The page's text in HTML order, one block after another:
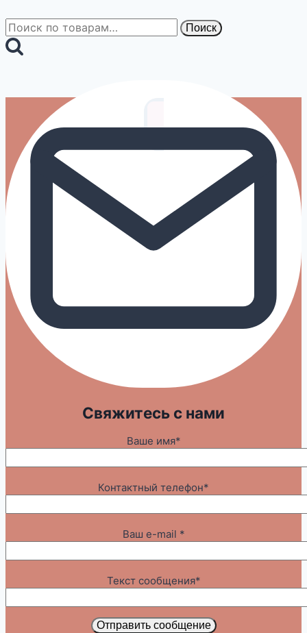
Искать: Поиск
Свяжитесь с нами
Ваше имя*
Контактный телефон*
Ваш e-mail *
Текст сообщения*
Отправить сообщение